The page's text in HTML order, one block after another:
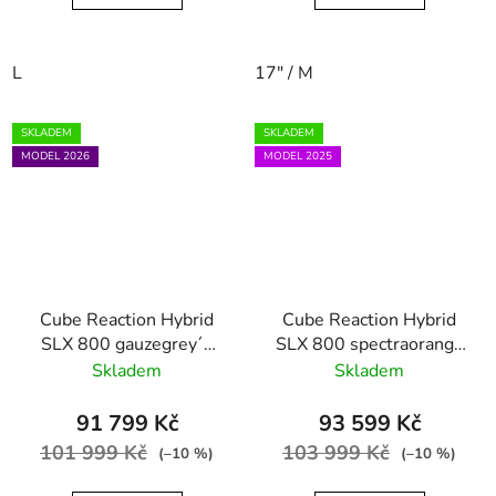
L 17" / M
SKLADEM
MODEL 2026
Cube Reaction Hybrid
SLX 800 gauzegrey´n
´iceblue
Skladem
91 799 Kč
101 999 Kč (–10 %)
SKLADEM
MODEL 2025
Cube Reaction Hybrid
SLX 800 spectraorange
´n´violet
Skladem
93 599 Kč
103 999 Kč (–10 %)